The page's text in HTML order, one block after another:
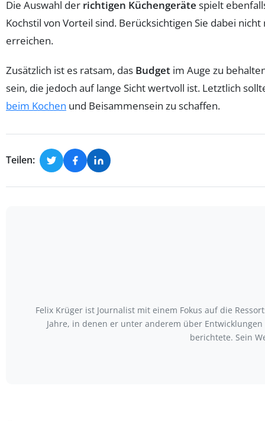
Die Auswahl der richtigen Küchengeräte spielt
Kochstil von Vorteil sind. Berücksichtigen Sie dabei
erreichen.
Zusätzlich ist es ratsam, das Budget im Auge zu
sein, die jedoch auf lange Sicht wertvoll ist. Letztlich
beim Kochen und Beisammensein zu schaffen.
Teilen:
Felix Krüger ist Journalist mit einem Fokus auf die
Jahre, in denen er unter anderem über
berichtete. Sein